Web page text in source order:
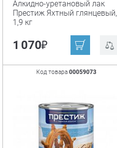
Алкидно-уретановый лак
Престиж Яхтный глянцевый,
1,9 кг
1 070₽
Код товара 00059073